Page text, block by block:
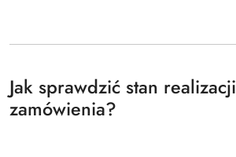
Jak sprawdzić stan realizacji
zamówienia?